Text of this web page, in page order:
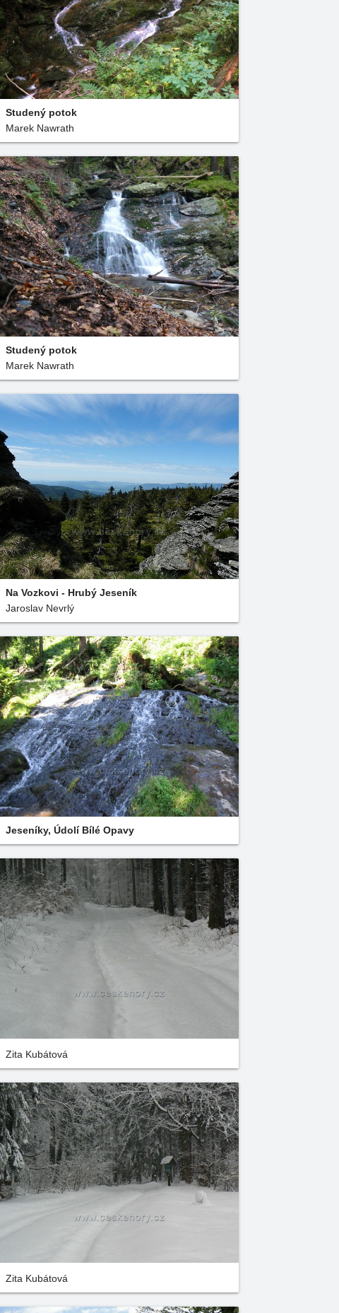
Studený potok
Marek Nawrath
Studený potok
Marek Nawrath
Na Vozkovi - Hrubý Jeseník
Jaroslav Nevrlý
Jeseníky, Údolí Bílé Opavy
Zita Kubátová
Zita Kubátová